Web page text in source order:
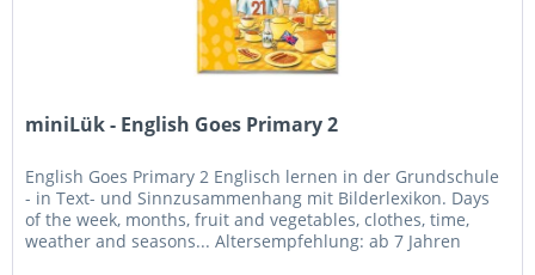
miniLük - English Goes Primary 2
English Goes Primary 2 Englisch lernen in der Grundschule
- in Text- und Sinnzusammenhang mit Bilderlexikon. Days
of the week, months, fruit and vegetables, clothes, time,
weather and seasons... Altersempfehlung: ab 7 Jahren